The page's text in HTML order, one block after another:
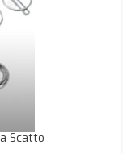
Scatto